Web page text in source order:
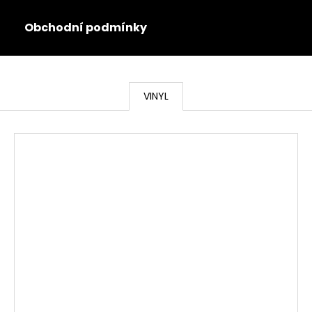
Obchodní podmínky
VINYL
Co potřebujete najít?
HLEDAT